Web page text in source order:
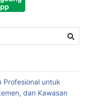
Profesional untuk
dan Kawasan